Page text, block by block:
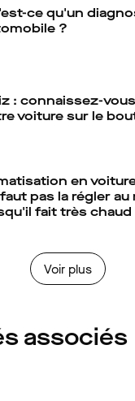
ce qu'un
?
: connaissez-
voiture sur le
en
pas la régler au
fait très chaud
Voir plus
associés